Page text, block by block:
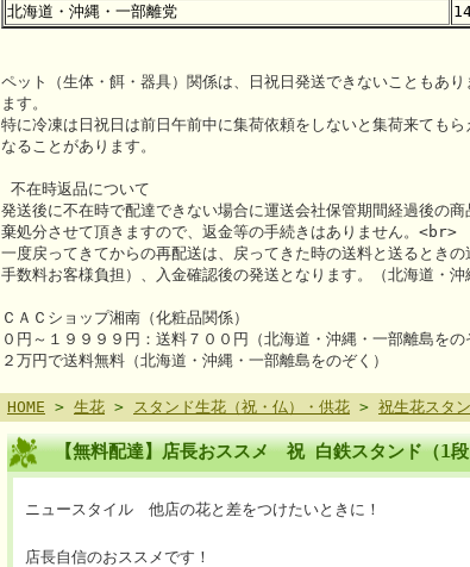
北海道・沖縄・一部離党
ペット（生体・餌・器具）関係は、日祝日発送できないこともあ
ます。
特に冷凍は日祝日は前日午前中に集荷依頼をしないと集荷来ても
なることがあります。
不在時返品について
発送後に不在時で配達できない場合に運送会社保管期間経過後の
棄処分させて頂きますので、返金等の手続きはありません。<br>
一度戻ってきてからの再配送は、戻ってきた時の送料と送るとき
手数料お客様負担）、入金確認後の発送となります。（北海道・
ＣＡＣショップ湘南（化粧品関係）
０円～１９９９９円：送料７００円（北海道・沖縄・一部離島をの
２万円で送料無料（北海道・沖縄・一部離島をのぞく）
HOME > 生花 > スタンド生花（祝・仏）・供花 > 祝生花スタ
【無料配達】店長おススメ 祝 白鉄スタンド
ニュースタイル 他店の花と差をつけたいときに！
店長自信のおススメです！